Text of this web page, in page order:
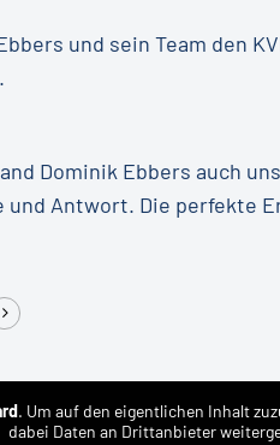
und sein Team den
Dominik Ebbers auch
Antwort. Die perfekte
. Um auf den eigentlichen Inhalt
dabei Daten an Drittanbieter